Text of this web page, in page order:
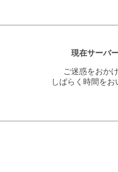
現在サーバ
ご迷惑をおか
しばらく時間を